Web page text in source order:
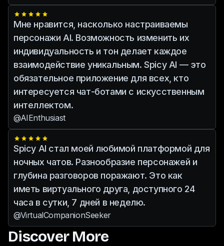
Мне нравится, насколько настраиваемы
персонажи AI. Возможность изменить их
индивидуальность и тон делает каждое
взаимодействие уникальным. Spicy AI — это
обязательное приложение для всех, кто
интересуется чат-ботами с искусственным
интеллектом.
@AIEnthusiast
Spicy AI стал моей любимой платформой для
ночных чатов. Разнообразие персонажей и
глубина разговоров поражают. Это как
иметь виртуального друга, доступного 24
часа в сутки, 7 дней в неделю.
@VirtualCompanionSeeker
Discover More